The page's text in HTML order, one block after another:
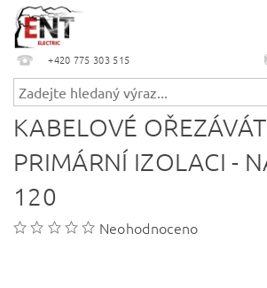
+420 775 303 515
KABELOVÉ
PRIMÁRNÍ IZOLACI -
120
Neohodnoceno